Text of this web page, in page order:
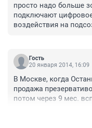
просто надо больше
подключают
воздействия на
Гость
20 января 2014, 16:09
В Москве, когда
продажа
потом через 9 мес.